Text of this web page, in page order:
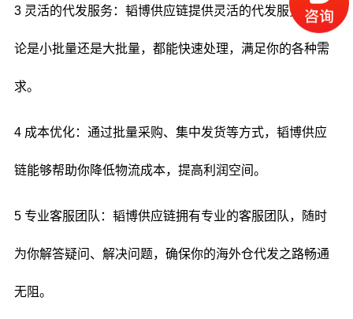
3 灵活的代发服务：韬博供应链提供灵活的代发服务，无
论是小批量还是大批量，都能快速处理，满足你的各种需
求。
4 成本优化：通过批量采购、集中发货等方式，韬博供应
链能够帮助你降低物流成本，提高利润空间。
5 专业客服团队：韬博供应链拥有专业的客服团队，随时
为你解答疑问、解决问题，确保你的海外仓代发之路畅通
无阻。